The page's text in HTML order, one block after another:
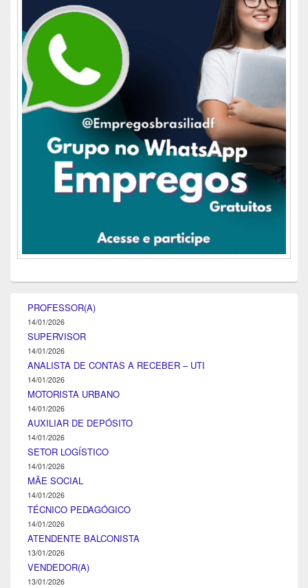
PROFESSOR(A)
14/01/2026
SUPERVISOR
14/01/2026
ANALISTA DE CONTAS A RECEBER – UTI
14/01/2026
MOTORISTA URBANO
14/01/2026
AUXILIAR DE DEPÓSITO
14/01/2026
SETOR LOGÍSTICO
14/01/2026
MÃE SOCIAL
14/01/2026
TÉCNICO PEDAGÓGICO
14/01/2026
ATENDENTE BALCONISTA
13/01/2026
VENDEDOR(A)
13/01/2026